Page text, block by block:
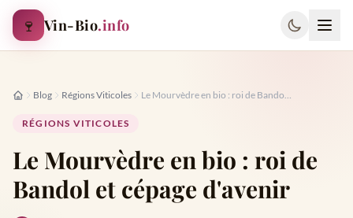
Aller au contenu principal
🍷 Vin-Bio.info
Accueil
Blog Régions Viticoles Le Mourvèdre en bio : roi de Bandol et cépage d'avenir
RÉGIONS VITICOLES
Le Mourvèdre en bio : roi de
Bandol et cépage d'avenir